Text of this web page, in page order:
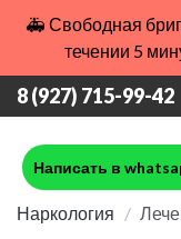
🚑 Свободная
течении 5
8 (927) 715-99-42
Написать в
Наркология